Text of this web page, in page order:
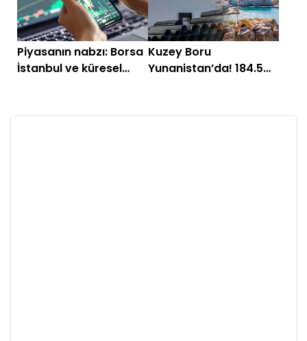
Piyasanın nabzı: Borsa
İstanbul ve küresel
Temmuz)
Kuzey Boru
Yunanistan’da! 184.5